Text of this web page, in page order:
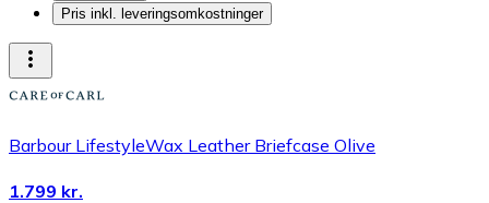
Pris inkl. leveringsomkostninger
Barbour LifestyleWax Leather Briefcase Olive
1.799 kr.